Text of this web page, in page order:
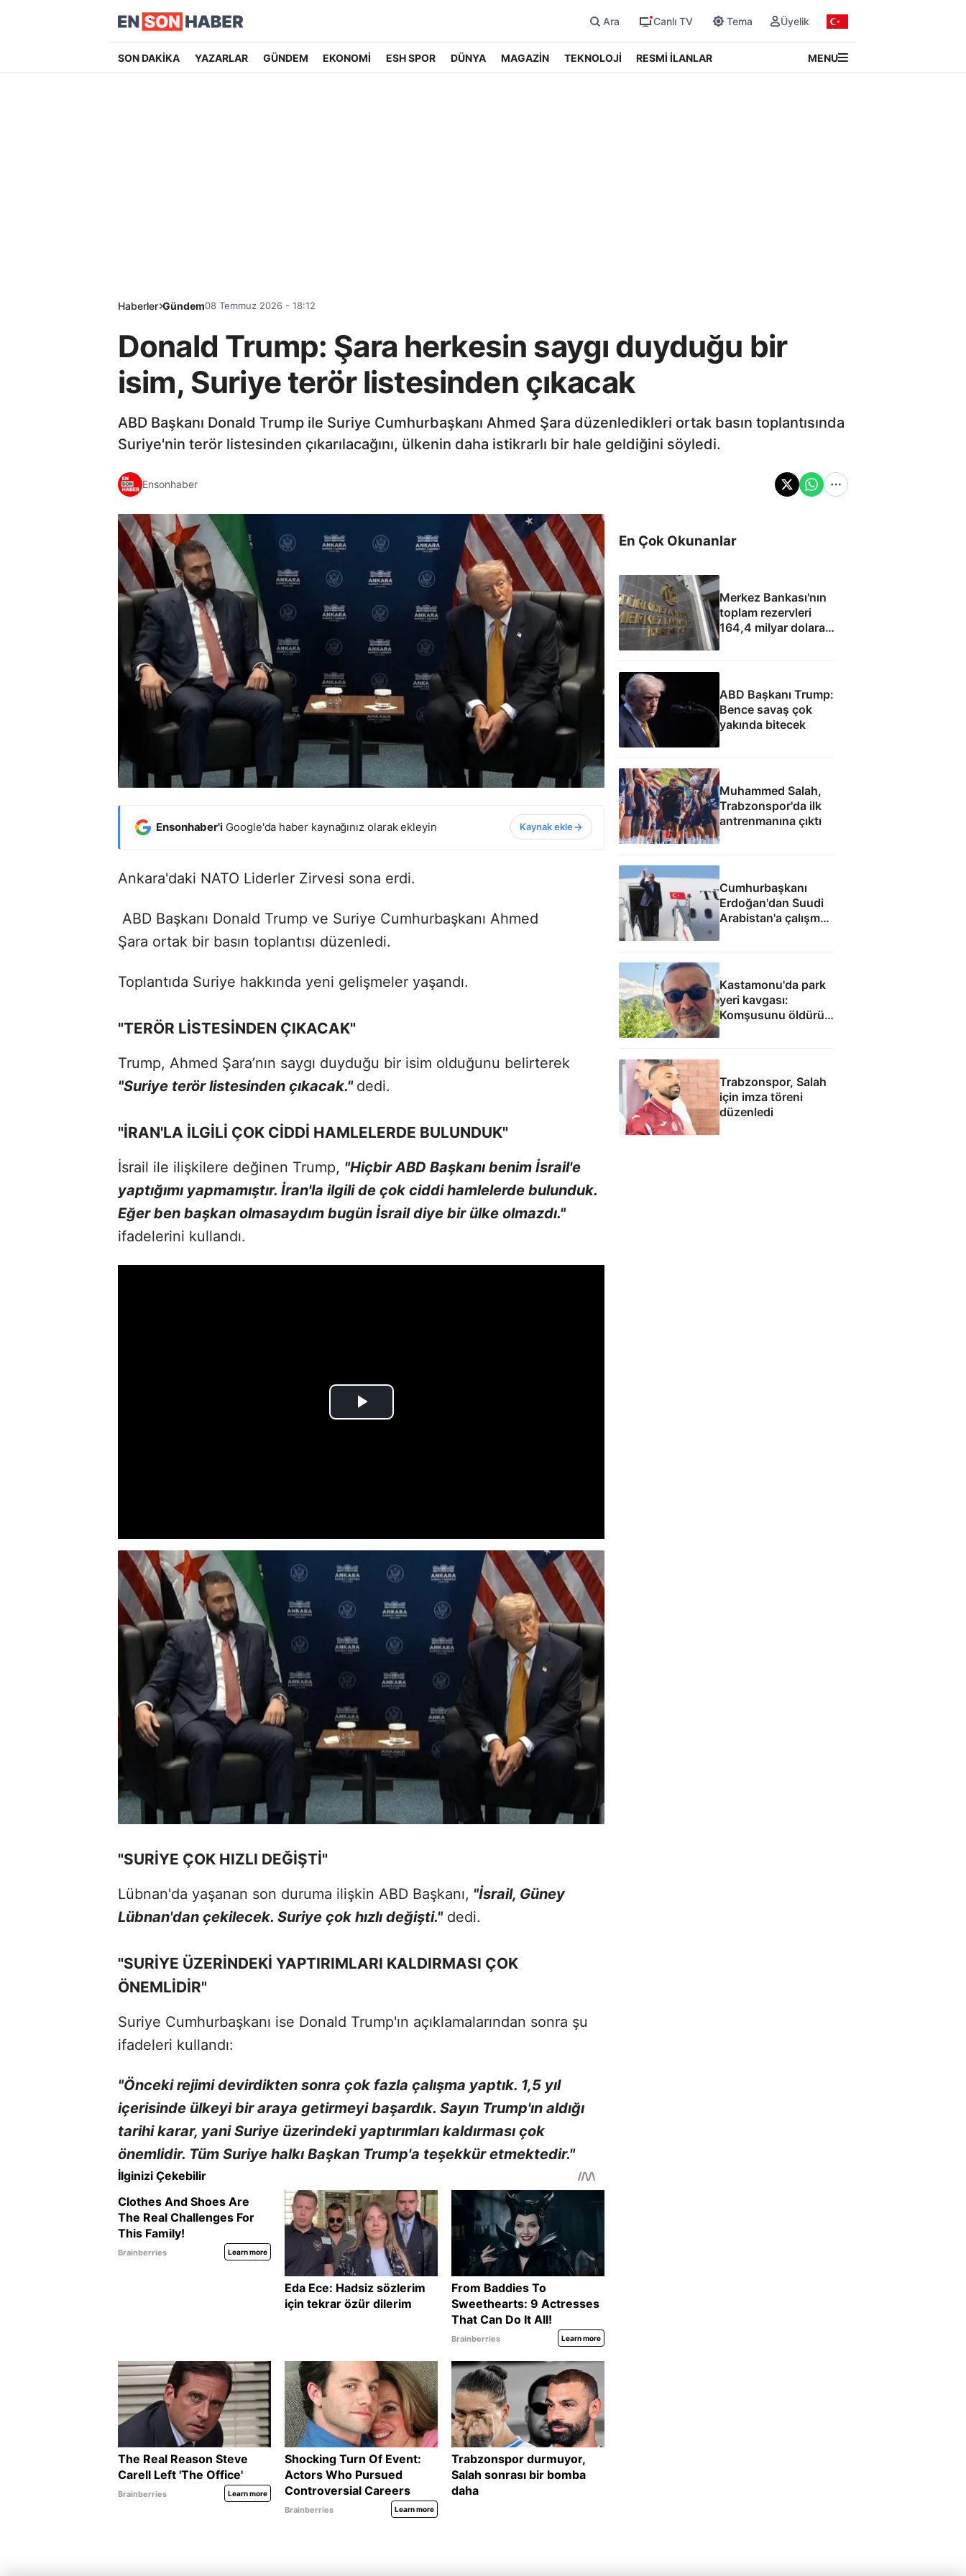
Ara Canlı TV Tema Üyelik
SON DAKİKA YAZARLAR GÜNDEM EKONOMİ ESH SPOR DÜNYA MAGAZİN TEKNOLOJİ RESMİ İLANLAR MENU
Haberler Gündem08 Temmuz 2026 - 18:12
Donald Trump: Şara herkesin saygı duyduğu bir
isim, Suriye terör listesinden çıkacak
ABD Başkanı Donald Trump ile Suriye Cumhurbaşkanı Ahmed Şara düzenledikleri ortak basın toplantısında
Suriye'nin terör listesinden çıkarılacağını, ülkenin daha istikrarlı bir hale geldiğini söyledi.
Ensonhaber
Ensonhaber'i Google'da haber kaynağınız olarak ekleyin Kaynak ekle
Ankara'daki NATO Liderler Zirvesi sona erdi.
ABD Başkanı Donald Trump ve Suriye Cumhurbaşkanı Ahmed
Şara ortak bir basın toplantısı düzenledi.
Toplantıda Suriye hakkında yeni gelişmeler yaşandı.
"TERÖR LİSTESİNDEN ÇIKACAK"
Trump, Ahmed Şara’nın saygı duyduğu bir isim olduğunu belirterek
"Suriye terör listesinden çıkacak." dedi.
"İRAN'LA İLGİLİ ÇOK CİDDİ HAMLELERDE BULUNDUK"
İsrail ile ilişkilere değinen Trump, "Hiçbir ABD Başkanı benim İsrail'e
yaptığımı yapmamıştır. İran'la ilgili de çok ciddi hamlelerde bulunduk.
Eğer ben başkan olmasaydım bugün İsrail diye bir ülke olmazdı."
ifadelerini kullandı.
"SURİYE ÇOK HIZLI DEĞİŞTİ"
Lübnan'da yaşanan son duruma ilişkin ABD Başkanı, "İsrail, Güney
Lübnan'dan çekilecek. Suriye çok hızlı değişti."dedi.
"SURİYE ÜZERİNDEKİ YAPTIRIMLARI KALDIRMASI ÇOK
ÖNEMLİDİR"
Suriye Cumhurbaşkanı ise Donald Trump'ın açıklamalarından sonra şu
ifadeleri kullandı:
"Önceki rejimi devirdikten sonra çok fazla çalışma yaptık. 1,5 yıl
içerisinde ülkeyi bir araya getirmeyi başardık. Sayın Trump'ın aldığı
tarihi karar, yani Suriye üzerindeki yaptırımları kaldırması çok
önemlidir. Tüm Suriye halkı Başkan Trump'a teşekkür etmektedir."
En Çok Okunanlar
Merkez Bankası'nın
toplam rezervleri
164,4 milyar dolara
yükseldi
ABD Başkanı Trump:
Bence savaş çok
yakında bitecek
Muhammed Salah,
Trabzonspor'da ilk
antrenmanına çıktı
Cumhurbaşkanı
Erdoğan'dan Suudi
Arabistan'a çalışma
Kastamonu'da park
yeri kavgası:
Komşusunu öldürüp
evini ve aracını ateşe
Trabzonspor, Salah
için imza töreni
düzenledi